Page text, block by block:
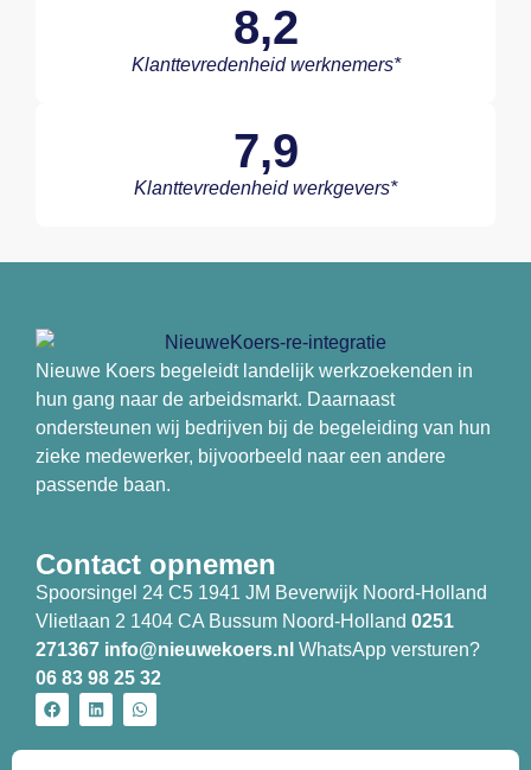
8,2
Klanttevredenheid werknemers*
7,9
Klanttevredenheid werkgevers*
Nieuwe Koers begeleidt landelijk werkzoekenden in
hun gang naar de arbeidsmarkt. Daarnaast
ondersteunen wij bedrijven bij de begeleiding van hun
zieke medewerker, bijvoorbeeld naar een andere
passende baan.
Contact opnemen
Spoorsingel 24 C5 1941 JM Beverwijk Noord-Holland
Vlietlaan 2 1404 CA Bussum Noord-Holland 0251
271367 info@nieuwekoers.nl WhatsApp versturen?
06 83 98 25 32